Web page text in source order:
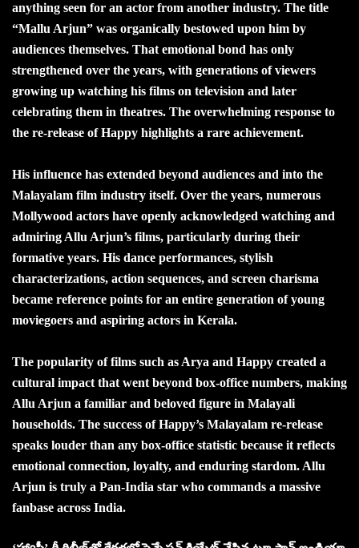
anything seen for an actor from another industry. The title
“Mallu Arjun” was organically bestowed upon him by
audiences themselves. That emotional bond has only
strengthened over the years, with generations of viewers
growing up watching his films on television and later
celebrating them in theatres. The overwhelming response to
the re-release of Happy highlights a rare achievement.
His influence has extended beyond audiences and into the
Malayalam film industry itself. Over the years, numerous
Mollywood actors have openly acknowledged watching and
admiring Allu Arjun’s films, particularly during their
formative years. His dance performances, stylish
characterizations, action sequences, and screen charisma
became reference points for an entire generation of young
moviegoers and aspiring actors in Kerala.
The popularity of films such as Arya and Happy created a
cultural impact that went beyond box-office numbers, making
Allu Arjun a familiar and beloved figure in Malayali
households. The success of Happy’s Malayalam re-release
speaks louder than any box-office statistic because it reflects
emotional connection, loyalty, and enduring stardom. Allu
Arjun is truly a Pan-India star who commands a massive
fanbase across India.